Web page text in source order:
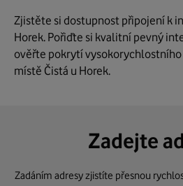
Zjistěte si dostupnost připojení k
Horek. Pořiďte si kvalitní pevný
ověřte pokrytí
místě Čistá u Horek.
Zadejte
Zadáním adresy zjistíte přesnou